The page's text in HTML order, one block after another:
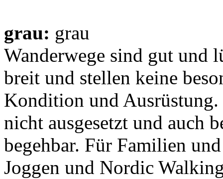
grau: grau
Wanderwege sind gut und
breit und stellen keine
Kondition und
nicht ausgesetzt und auch
begehbar. Für Familien
Joggen und Nordic